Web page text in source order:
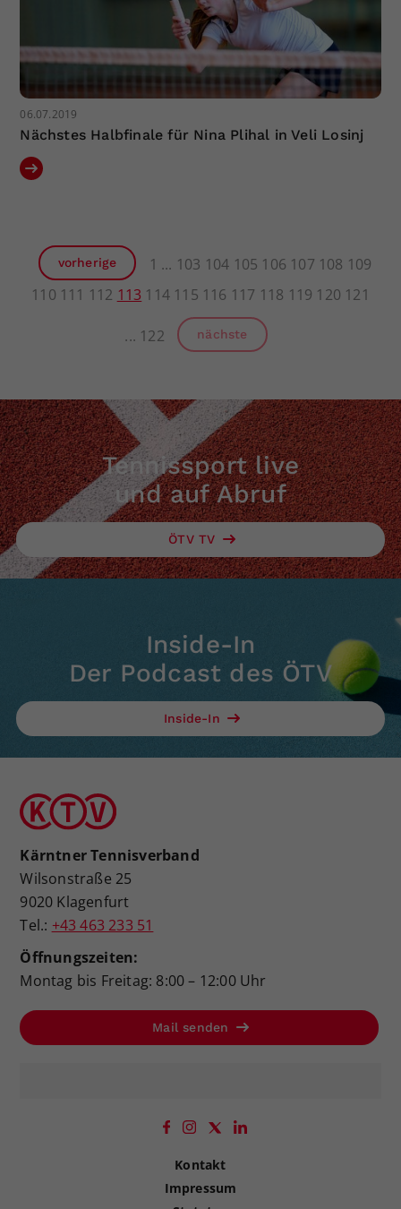
06.07.2019
Nächstes Halbfinale für Nina Plihal in Veli Losinj
vorherige 1 103 104 105 106 107 108 109
110 111 112 113 114 115 116 117 118 119 120 121
122 nächste
Tennissport live
und auf Abruf
ÖTV TV
Inside-In
Der Podcast des ÖTV
Inside-In
Kärntner Tennisverband
Wilsonstraße 25
9020 Klagenfurt
Tel.: +43 463 233 51
Öffnungszeiten:
Montag bis Freitag: 8:00 – 12:00 Uhr
Mail senden
Kontakt
Impressum